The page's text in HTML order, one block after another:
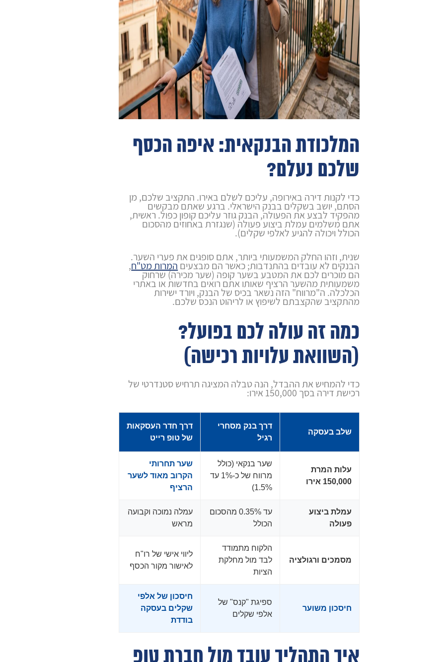
המלכודת הבנקאית: איפה הכסף
שלכם נעלם?
כדי לקנות דירה באירופה, עליכם לשלם באירו. התקציב שלכם, מן
הסתם, יושב בשקלים בבנק הישראלי. ברגע שאתם מבקשים
מהפקיד לבצע את הפעולה, הבנק גוזר עליכם קופון כפול. ראשית,
אתם משלמים עמלת ביצוע פעולה (שנגזרת באחוזים מהסכום
הכולל ויכולה להגיע לאלפי שקלים).
שנית, וזהו החלק המשמעותי ביותר, אתם סופגים את פערי השער.
הבנקים לא עובדים בהתנדבות; כאשר הם מבצעים המרות מט"ח,
הם מוכרים לכם את המטבע בשער קופה (שער מכירה) שרחוק
משמעותית מהשער הרציף שאותו אתם רואים בחדשות או באתרי
הכלכלה. ה"מרווח" הזה נשאר בכיס של הבנק, ויורד ישירות
מהתקציב שהקצבתם לשיפוץ או לריהוט הנכס שלכם.
כמה זה עולה לכם בפועל?
(השוואת עלויות רכישה)
כדי להמחיש את ההבדל, הנה טבלה המציגה תרחיש סטנדרטי של
רכישת דירה בסך 150,000 אירו:
שלב בעסקה
דרך בנק מסחרי
רגיל
דרך חדר העסקאות
של טופ רייט
עלות המרת
150,000 אירו
שער בנקאי (כולל
מרווח של כ-1% עד
1.5%)
שער תחרותי
הקרוב מאוד לשער
הרציף
עמלת ביצוע
פעולה
עד 0.35% מהסכום
הכולל
עמלה נמוכה וקבועה
מראש
מסמכים ורגולציה
הלקוח מתמודד
לבד מול מחלקת
הציות
ליווי אישי של רו"ח
לאישור מקור הכסף
חיסכון משוער
ספיגת "קנס" של
אלפי שקלים
חיסכון של אלפי
שקלים בעסקה
בודדת